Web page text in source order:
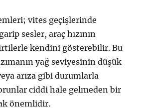
vites geçişlerinde
sesler, araç hızının
kendini gösterebilir. Bu
yağ seviyesinin düşük
arıza gibi durumlarla
ciddi hale gelmeden bir
önemlidir.